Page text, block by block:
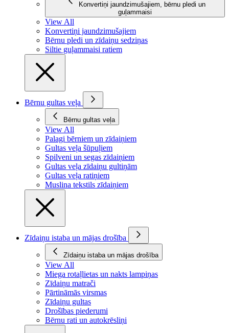
Konvertiņi jaundzimušajiem, bērnu pledi un
guļammaisi
View All
Konvertiņi jaundzimušajiem
Bērnu pledi un zīdaiņu sedziņas
Siltie guļammaisi ratiem
Bērnu gultas veļa
Bērnu gultas veļa
View All
Palagi bērniem un zīdaiņiem
Gultas veļa šūpuļiem
Spilveni un segas zīdaiņiem
Gultas veļa zīdaiņu gultiņām
Gultas veļa ratiņiem
Muslina tekstils zīdaiņiem
Zīdaiņu istaba un mājas drošība
Zīdaiņu istaba un mājas drošība
View All
Miega rotaļlietas un nakts lampiņas
Zīdaiņu matrači
Pārtināmās virsmas
Zīdaiņu gultas
Drošības piederumi
Bērnu rati un autokrēsliņi